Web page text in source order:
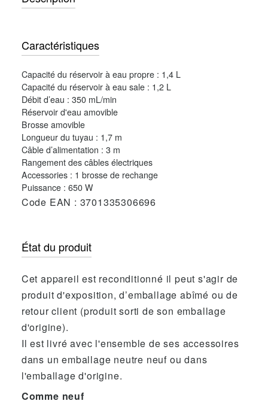
Caractéristiques
Capacité du réservoir à eau propre : 1,4 L
Capacité du réservoir à eau sale : 1,2 L
Débit d’eau : 350 mL/min
Réservoir d'eau amovible
Brosse amovible
Longueur du tuyau : 1,7 m
Câble d’alimentation : 3 m
Rangement des câbles électriques
Accessories : 1 brosse de rechange
Puissance : 650 W
Code EAN : 3701335306696
État du produit
Cet appareil est reconditionné il peut s'agir de
produit d'exposition, d’emballage abîmé ou de
retour client (produit sorti de son emballage
d'origine).
Il est livré avec l'ensemble de ses accessoires
dans un emballage neutre neuf ou dans
l'emballage d'origine.
Comme neuf